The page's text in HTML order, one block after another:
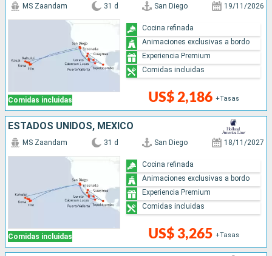
Comidas incluidas
MS Zaandam 31 d San Diego 19/11/2026
US$ 2,186 +Tasas
Cocina refinada
Animaciones exclusivas a bordo
Experiencia Premium
Comidas incluidas
ESTADOS UNIDOS, MÉXICO
Comidas incluidas
MS Zaandam 31 d San Diego 18/11/2027
US$ 3,265 +Tasas
Cocina refinada
Animaciones exclusivas a bordo
Experiencia Premium
Comidas incluidas